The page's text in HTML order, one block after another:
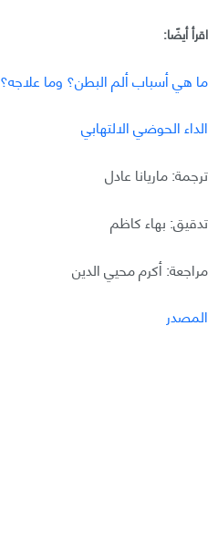
اقرأ أيضًا:
ما هي أسباب ألم البطن؟ وما علاجه؟
الداء الحوضي الالتهابي
ترجمة: ماريانا عادل
تدقيق: بهاء كاظم
مراجعة: أكرم محيي الدين
المصدر